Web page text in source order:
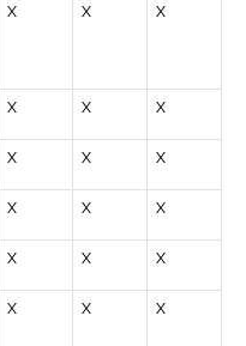
X X X
X X X
X X X
X X X
X X X
X X X